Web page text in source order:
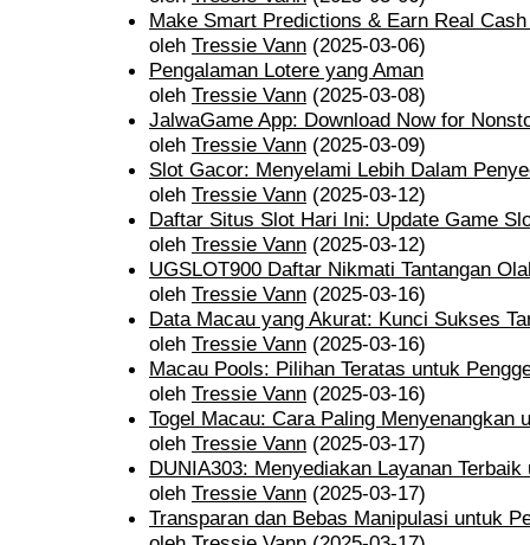
Make Smart Predictions & Earn Real
oleh Tressie Vann (2025-03-06)
Pengalaman Lotere yang Aman
oleh Tressie Vann (2025-03-08)
JalwaGame App: Download Now for
oleh Tressie Vann (2025-03-09)
Slot Gacor: Menyelami Lebih Dalam
oleh Tressie Vann (2025-03-12)
Daftar Situs Slot Hari Ini: Update Game
oleh Tressie Vann (2025-03-12)
UGSLOT900 Daftar Nikmati Tantangan
oleh Tressie Vann (2025-03-16)
Data Macau yang Akurat: Kunci Sukses
oleh Tressie Vann (2025-03-16)
Macau Pools: Pilihan Teratas untuk
oleh Tressie Vann (2025-03-16)
Togel Macau: Cara Paling Menyenangkan
oleh Tressie Vann (2025-03-17)
DUNIA303: Menyediakan Layanan
oleh Tressie Vann (2025-03-17)
Transparan dan Bebas Manipulasi untuk